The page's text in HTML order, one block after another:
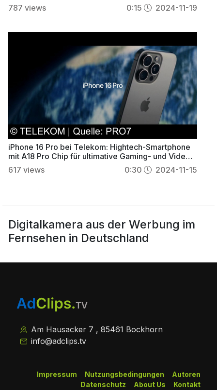
787 views 0:15 2024-11-19
iPhone 16 Pro bei Telekom: Hightech-Smartphone
mit A18 Pro Chip für ultimative Gaming- und Video-
Power
617 views 0:30 2024-11-15
Digitalkamera aus der Werbung im
Fernsehen in Deutschland
Am Hausacker 7 , 85461 Bockhorn
info@adclips.tv
Autoren
Nutzungsbedingungen
Impressum
Kontakt
About Us
Datenschutz